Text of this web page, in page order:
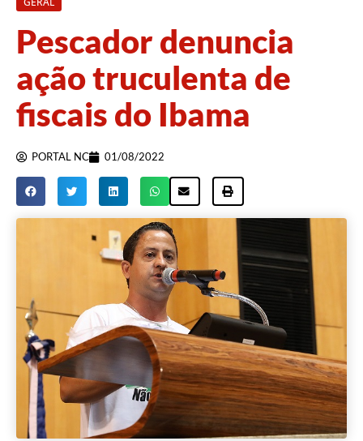
Pescador denuncia
ação truculenta de
fiscais do Ibama
PORTAL NC 01/08/2022